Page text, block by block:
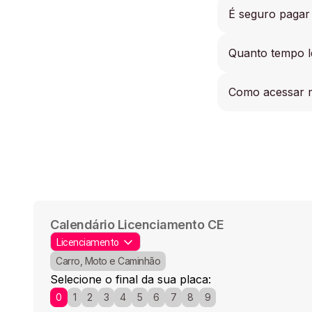
É seguro
O site da Zapay
não armazena
Quanto tempo
Após a
processo, o
Como acessar
Calendário Licenciamento CE
Carro, Moto e Caminhão
Selecione o final da sua placa:
0 1 2 3 4 5 6 7 8 9